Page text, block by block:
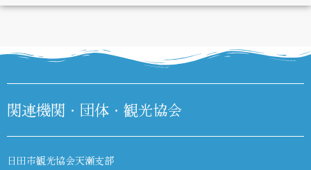
DIARY
関連機関・団体・観光協会
日田市観光協会天瀬支部